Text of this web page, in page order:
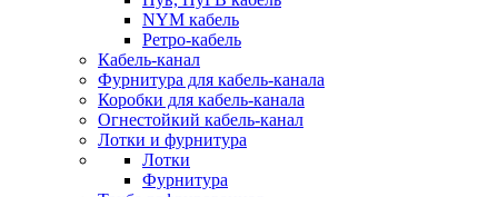
NYM кабель
Ретро-кабель
Кабель-канал
Фурнитура для кабель-канала
Коробки для кабель-канала
Огнестойкий кабель-канал
Лотки и фурнитура
Лотки
Фурнитура